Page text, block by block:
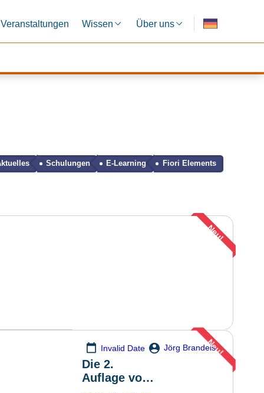
Veranstaltungen Wissen Über uns
Schulungen E-Learning
Fiori Elements
Neu!
Invalid Date Jörg Brandeis
Die 2.
Auflage von
Neu!